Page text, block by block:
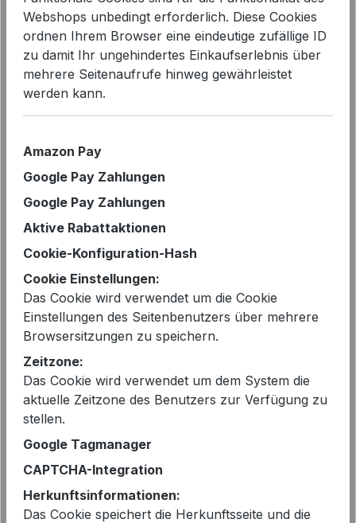
Bildergalerie überspringen
Regulärer Preis:
159,90 €
Preise inkl. MwSt. zzgl. Versandkosten
Sofort verfügbar, Lieferzeit: 2-5 Tage
Farbeauswählen
thermal
Größeauswählen
42
Webshops unbedingt erforderlich. Diese Cookies
ordnen Ihrem Browser eine eindeutige zufällige ID
zu damit Ihr ungehindertes Einkaufserlebnis über
mehrere Seitenaufrufe hinweg gewährleistet
werden kann.
Amazon Pay
Google Pay Zahlungen
Google Pay Zahlungen
Aktive Rabattaktionen
Cookie-Konfiguration-Hash
Cookie Einstellungen:
Das Cookie wird verwendet um die Cookie
Einstellungen des Seitenbenutzers über mehrere
Browsersitzungen zu speichern.
Zeitzone:
Das Cookie wird verwendet um dem System die
aktuelle Zeitzone des Benutzers zur Verfügung zu
stellen.
Google Tagmanager
CAPTCHA-Integration
Herkunftsinformationen:
Das Cookie speichert die Herkunftsseite und die